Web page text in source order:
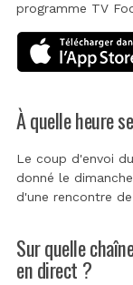
programme TV
À quelle heure
Le coup d'envoi
donné le
d'une rencontre de
Sur quelle
en direct ?